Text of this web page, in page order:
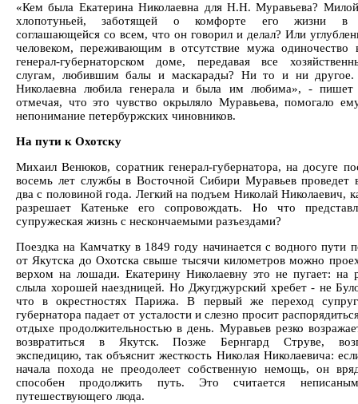
«Кем была Екатерина Николаевна для Н.Н. Муравьева?
хлопотуньей, заботящей о комфорте его жизни в
соглашающейся со всем, что он говорил и делал? Или
человеком, переживающим в отсутствие мужа одиночество
генерал-губернаторском доме, передавая все
слугам, любившим балы и маскарады? Ни то и ни другое.
Николаевна любила генерала и была им любима», - пишет
отмечая, что это чувство окрыляло Муравьева, помогало
непонимание петербуржских чиновников.
На пути к Охотску
Михаил Венюков, соратник генерал-губернатора, на досуге
восемь лет службы в Восточной Сибири Муравьев проведет
два с половиной года. Легкий на подъем Николай Николаевич,
разрешает Катеньке его сопровождать. Но что
супружеская жизнь с нескончаемыми разъездами?
Поездка на Камчатку в 1849 году начинается с водного пути
от Якутска до Охотска свыше тысячи километров можно
верхом на лошади. Екатерину Николаевну это не пугает: на
слыла хорошей наездницей. Но Джугджурский хребет - не
что в окрестностях Парижа. В первый же переход
губернатора падает от усталости и слезно просит
отдыхе продолжительностью в день. Муравьев резко
возвратиться в Якутск. Позже Бернгард Струве,
экспедицию, так объяснит жесткость Николая Николаевича:
начала похода не преодолеет собственную немощь, он
способен продолжить путь. Это считается
путешествующего люда.